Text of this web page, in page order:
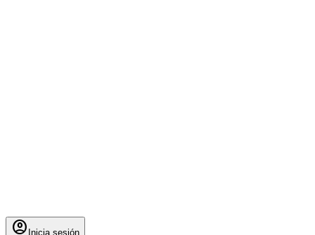
account_circle Inicia sesión